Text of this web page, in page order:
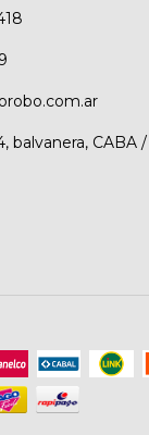
balvanera, CABA